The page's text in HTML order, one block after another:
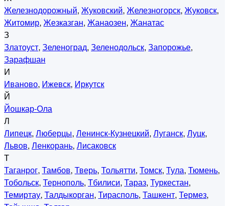
Железнодорожный, Жуковский, Железногорск, Жуковск,
Житомир, Жезказган, Жанаозен, Жанатас
З
Златоуст, Зеленоград, Зеленодольск, Запорожье,
Зарафшан
И
Иваново, Ижевск, Иркутск
Й
Йошкар-Ола
Л
Липецк, Люберцы, Ленинск-Кузнецкий, Луганск, Луцк,
Львов, Ленкорань, Лисаковск
Т
Таганрог, Тамбов, Тверь, Тольятти, Томск, Тула, Тюмень,
Тобольск, Тернополь, Тбилиси, Тараз, Туркестан,
Темиртау, Талдыкорган, Тирасполь, Ташкент, Термез,